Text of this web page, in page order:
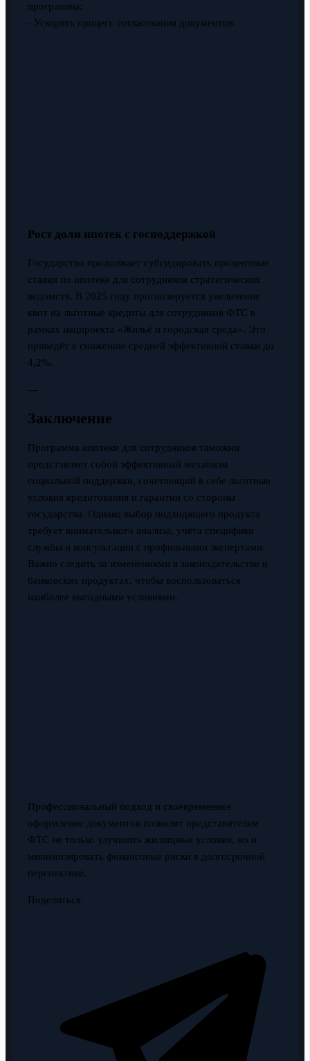
программы;
- Ускорять процесс согласования документов.
Рост доли ипотек с господдержкой
Государство продолжает субсидировать процентные
ставки по ипотеке для сотрудников стратегических
ведомств. В 2025 году прогнозируется увеличение
квот на льготные кредиты для сотрудников ФТС в
рамках нацпроекта «Жильё и городская среда». Это
приведёт к снижению средней эффективной ставки до
4,2%.
---
Заключение
Программа ипотеки для сотрудников таможни
представляет собой эффективный механизм
социальной поддержки, сочетающий в себе льготные
условия кредитования и гарантии со стороны
государства. Однако выбор подходящего продукта
требует внимательного анализа, учёта специфики
службы и консультации с профильными экспертами.
Важно следить за изменениями в законодательстве и
банковских продуктах, чтобы воспользоваться
наиболее выгодными условиями.
Профессиональный подход и своевременное
оформление документов позволят представителям
ФТС не только улучшить жилищные условия, но и
минимизировать финансовые риски в долгосрочной
перспективе.
Поделиться